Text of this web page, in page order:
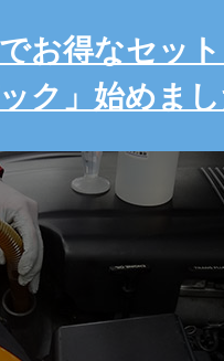
お得なセッ
ク」始めま